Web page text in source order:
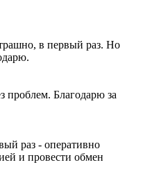
в первый раз. Но
проблем. Благодарю за
раз - оперативно
и провести обмен